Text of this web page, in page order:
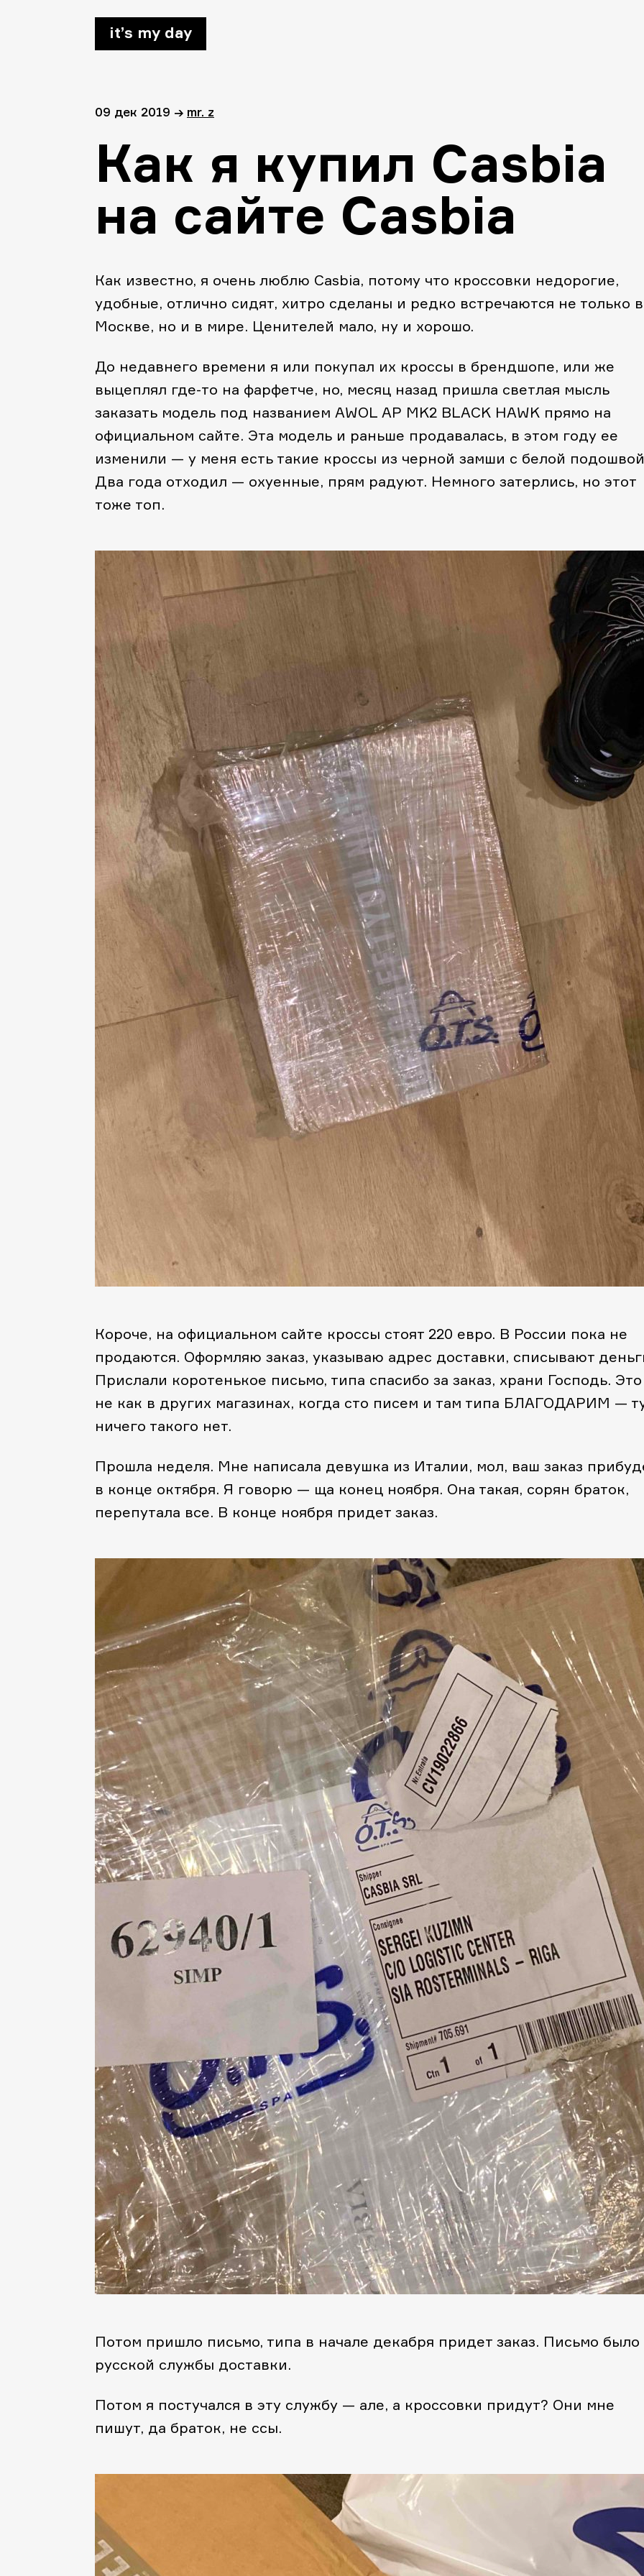
it’s my day
09 дек 2019 → mr. z
Как я купил Casbia
на сайте Casbia
Как известно, я очень люблю Casbia, потому что кроссовки недорогие,
удобные, отлично сидят, хитро сделаны и редко встречаются не только в
Москве, но и в мире. Ценителей мало, ну и хорошо.
До недавнего времени я или покупал их кроссы в брендшопе, или же
выцеплял где-то на фарфетче, но, месяц назад пришла светлая мысль
заказать модель под названием AWOL AP MK2 BLACK HAWK прямо на
официальном сайте. Эта модель и раньше продавалась, в этом году ее
изменили — у меня есть такие кроссы из черной замши с белой
Два года отходил — охуенные, прям радуют. Немного затерлись, но этот
тоже топ.
Короче, на официальном сайте кроссы стоят 220 евро. В России пока не
продаются. Оформляю заказ, указываю адрес доставки, списывают
Прислали коротенькое письмо, типа спасибо за заказ, храни Господь. Это
не как в других магазинах, когда сто писем и там типа БЛАГОДАРИМ —
ничего такого нет.
Прошла неделя. Мне написала девушка из Италии, мол, ваш заказ
в конце октября. Я говорю — ща конец ноября. Она такая, сорян браток,
перепутала все. В конце ноября придет заказ.
Потом пришло письмо, типа в начале декабря придет заказ. Письмо было
русской службы доставки.
Потом я постучался в эту службу — але, а кроссовки придут? Они мне
пишут, да браток, не ссы.